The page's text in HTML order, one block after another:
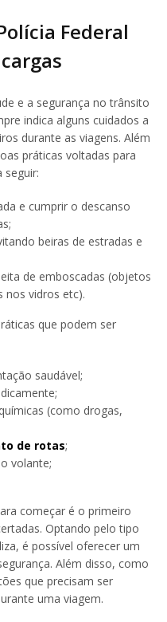
Federal
e a segurança no trânsito
indica alguns cuidados a
durante as viagens. Além
práticas voltadas para
seguir:
e cumprir o descanso
beiras de estradas e
de emboscadas (objetos
nos vidros etc).
que podem ser
saudável;
(como drogas,
de rotas;
volante;
começar é o primeiro
Optando pelo tipo
é possível oferecer um
Além disso, como
que precisam ser
uma viagem.